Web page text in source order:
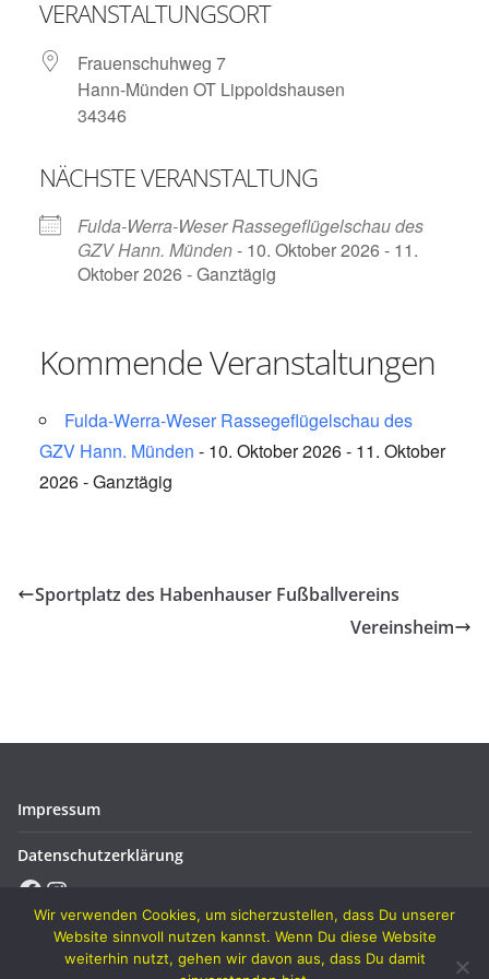
VERANSTALTUNGSORT
Frauenschuhweg 7
Hann-Münden OT Lippoldshausen
34346
NÄCHSTE VERANSTALTUNG
Fulda-Werra-Weser Rassegeflügelschau des
GZV Hann. Münden- 10. Oktober 2026 - 11.
Oktober 2026 - Ganztägig
Kommende Veranstaltungen
Fulda-Werra-Weser Rassegeflügelschau des
GZV Hann. Münden - 10. Oktober 2026 - 11. Oktober
2026 - Ganztägig
Sportplatz des Habenhauser Fußballvereins
Vereinsheim
Impressum
Datenschutzerklärung
Facebook
Instagram
Wir verwenden Cookies, um sicherzustellen, dass Du unserer
Website sinnvoll nutzen kannst. Wenn Du diese Website
weiterhin nutzt, gehen wir davon aus, dass Du damit